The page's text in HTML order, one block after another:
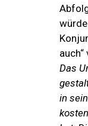
Das
in